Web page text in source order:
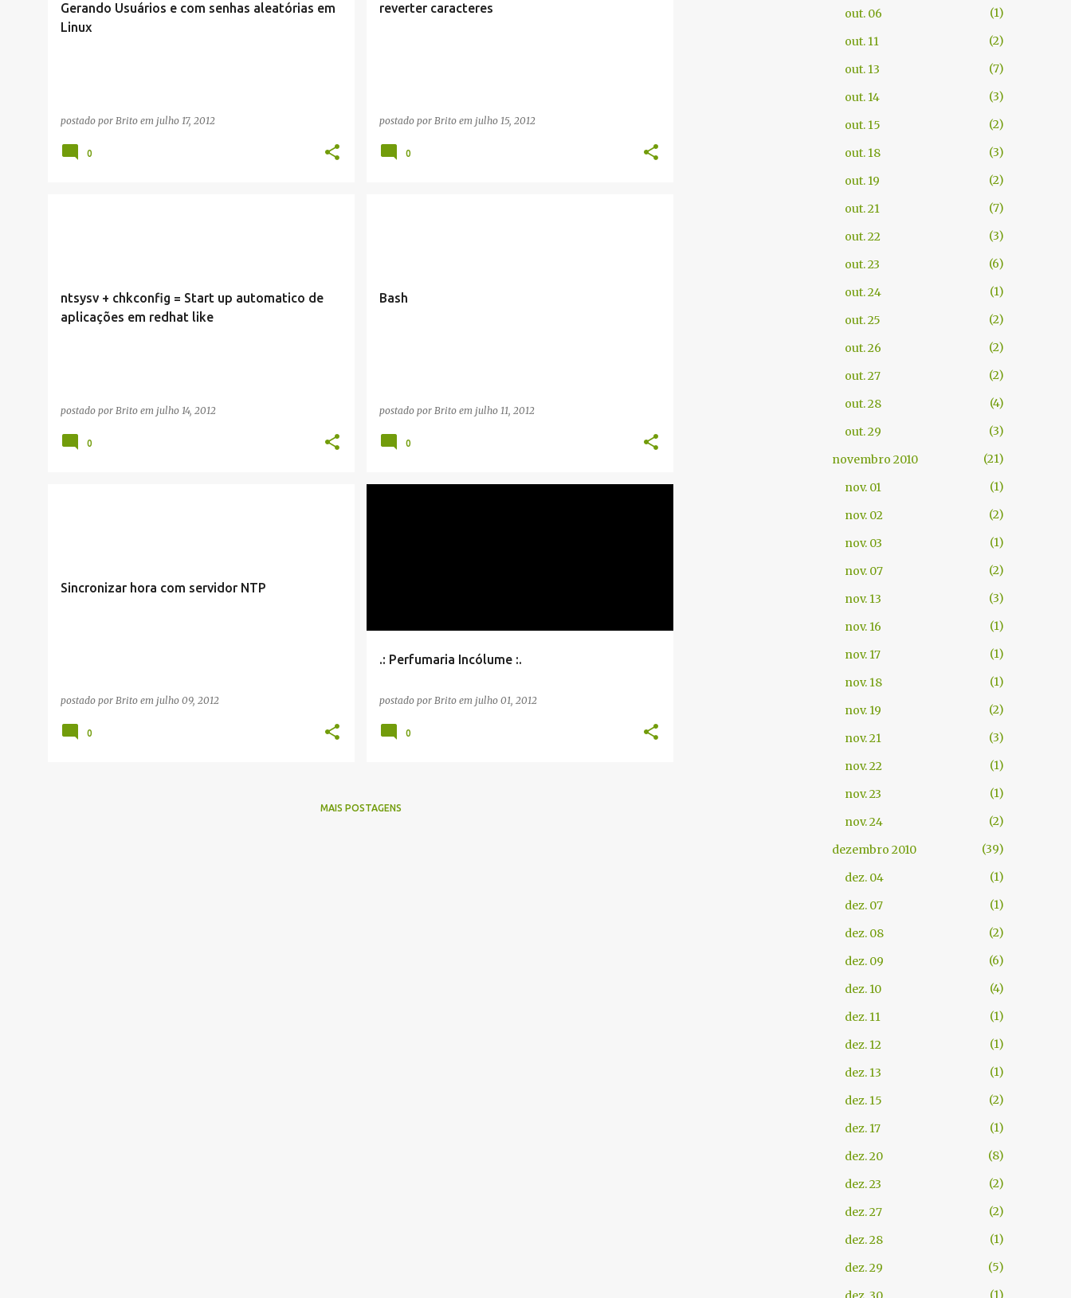
Gerando Usuários e com senhas aleatórias em
Linux
postado por Brito em julho 17, 2012
0
reverter caracteres
postado por Brito em julho 15, 2012
0
ntsysv + chkconfig = Start up automatico de
aplicações em redhat like
postado por Brito em julho 14, 2012
0
Bash
postado por Brito em julho 11, 2012
0
Sincronizar hora com servidor NTP
postado por Brito em julho 09, 2012
0
.: Perfumaria Incólume :.
postado por Brito em julho 01, 2012
0
MAIS POSTAGENS
out. 06
1
out. 11
2
out. 13
7
out. 14
3
out. 15
2
out. 18
3
out. 19
2
out. 21
7
out. 22
3
out. 23
6
out. 24
1
out. 25
2
out. 26
2
out. 27
2
out. 28
4
out. 29
3
novembro 2010
21
nov. 01
1
nov. 02
2
nov. 03
1
nov. 07
2
nov. 13
3
nov. 16
1
nov. 17
1
nov. 18
1
nov. 19
2
nov. 21
3
nov. 22
1
nov. 23
1
nov. 24
2
dezembro 2010
39
dez. 04
1
dez. 07
1
dez. 08
2
dez. 09
6
dez. 10
4
dez. 11
1
dez. 12
1
dez. 13
1
dez. 15
2
dez. 17
1
dez. 20
8
dez. 23
2
dez. 27
2
dez. 28
1
dez. 29
5
1